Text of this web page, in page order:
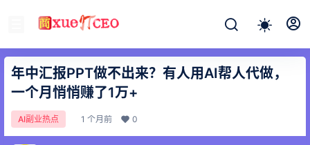
年中汇报PPT做不出来？有人用AI帮人代做，
一个月悄悄赚了1万+
AI副业热点 1 个月前 0